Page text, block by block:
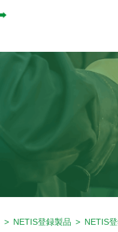
NETIS登録製品 NETIS